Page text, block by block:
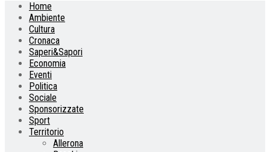
Home
Ambiente
Cultura
Cronaca
Saperi&Sapori
Economia
Eventi
Politica
Sociale
Sponsorizzate
Sport
Territorio
Allerona